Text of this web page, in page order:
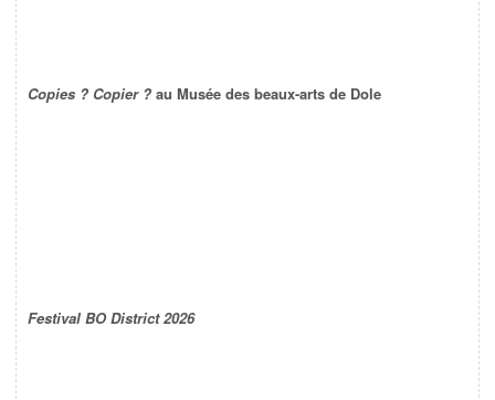
Copies ? Copier ? au Musée des beaux-arts de Dole
Festival BO District 2026